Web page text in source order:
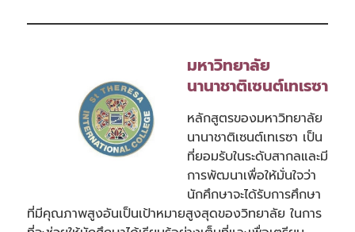
มหาวิทยาลัย
นานาชาติเซนต์เทเรซา
หลักสูตรของมหาวิทยาลัย
นานาชาติเซนต์เทเรซา เป็น
ที่ยอมรับในระดับสากลและมี
การพัฒนาเพื่อให้มั่นใจว่า
นักศึกษาจะได้รับการศึกษา
ที่มีคุณภาพสูงอันเป็นเป้าหมายสูงสุดของวิทยาลัย ในการ